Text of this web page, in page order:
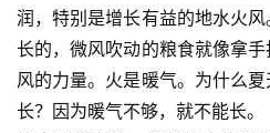
资
讯
润，特别是增长有益的地水火
长的，微风吹动的粮食就像拿
风的力量。火是暖气。为什么
长？因为暖气不够，就不能长。